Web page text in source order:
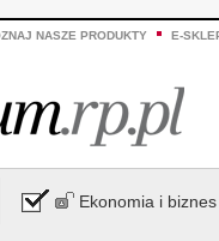
NASZE PRODUKTY E-
Ekonomia i biznes